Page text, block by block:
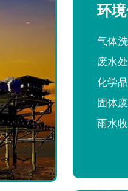
环
气体
废水
化学
固体
雨水